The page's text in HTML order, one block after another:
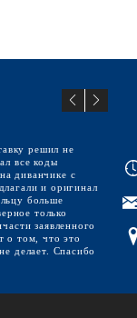
решил не
все коды
диванчике с
и оригинал
больше
только
заявленного
о том, что это
делает. Спасибо